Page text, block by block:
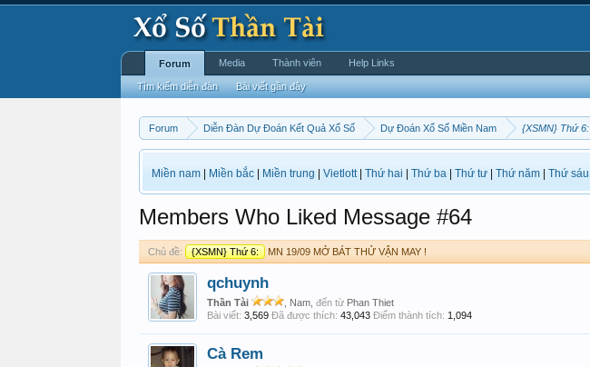
Forum Diễn Đàn Dự Đoán Kết Quả Xổ Số Dự Đoán Xổ Số Miền Nam {XSMN} Thứ 6:
Miền nam Miền bắc Miền trung Vietlott| Thứ hai Thứ ba Thứ tư Thứ năm Thứ sáu
Members Who Liked Message #64
Chủ đề: {XSMN} Thứ 6: MN 19/09 MỞ BÁT THỬ VẬN MAY !
qchuynh
Thần Tài , Nam, đến từ Phan Thiet
Bài viết: 3,569 Đã được thích: 43,043 Điểm thành tích: 1,094
Cà Rem
Forum
Tìm kiếm diễn đàn Bài viết gần đây
Media Thành viên Help Links